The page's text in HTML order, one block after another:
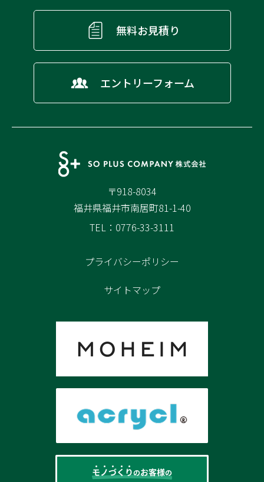
無料お見積り
エントリーフォーム
〒918-8034
福井県福井市南居町81-1-40
TEL：0776-33-3111
プライバシーポリシー
サイトマップ